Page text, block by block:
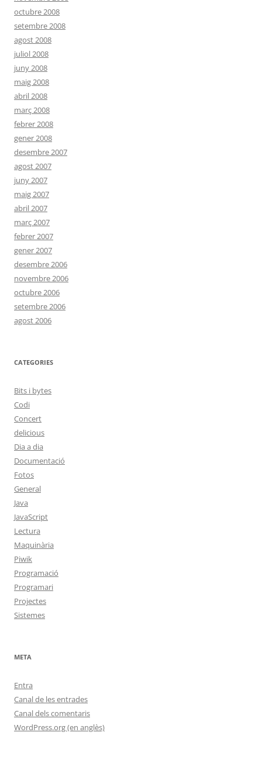
octubre 2008
setembre 2008
agost 2008
juliol 2008
juny 2008
maig 2008
abril 2008
març 2008
febrer 2008
gener 2008
desembre 2007
agost 2007
juny 2007
maig 2007
abril 2007
març 2007
febrer 2007
gener 2007
desembre 2006
novembre 2006
octubre 2006
setembre 2006
agost 2006
CATEGORIES
Bits i bytes
Codi
Concert
delicious
Dia a dia
Documentació
Fotos
General
Java
JavaScript
Lectura
Maquinària
Piwik
Programació
Programari
Projectes
Sistemes
META
Entra
Canal de les entrades
Canal dels comentaris
WordPress.org (en anglès)